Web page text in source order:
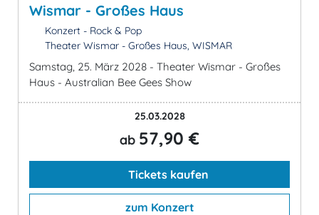
Wismar - Großes Haus
Konzert - Rock & Pop
Theater Wismar - Großes Haus, WISMAR
Samstag, 25. März 2028 - Theater Wismar - Großes
Haus - Australian Bee Gees Show
25.03.2028
ab 57,90 €
Tickets kaufen
zum Konzert